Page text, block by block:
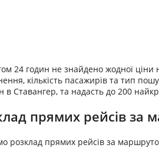
24 годин не знайдено жодної
кількість пасажирів та тип
в Ставангер, та надасть до 200
прямих рейсів за
розклад прямих рейсів за